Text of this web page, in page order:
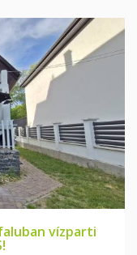
vízparti